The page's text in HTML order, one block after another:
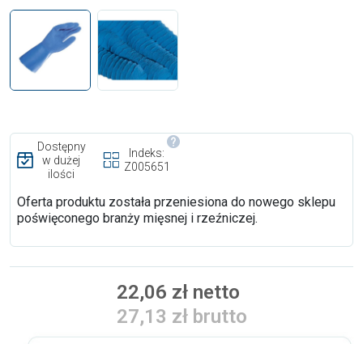
Dostępny
w dużej
ilości
Indeks:
Z005651
Oferta produktu została przeniesiona do nowego sklepu
poświęconego branży mięsnej i rzeźniczej.
22,06 zł netto
27,13 zł brutto